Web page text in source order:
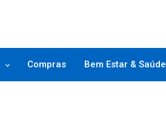
Compras Bem Estar & Saúde